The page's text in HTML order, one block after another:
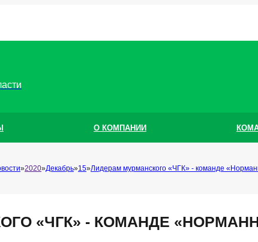
О КОМПАНИИ
2020 Декабрь 15 Лидерам мурманского «ЧГК» - команде
«ЧГК» - КОМАНДЕ